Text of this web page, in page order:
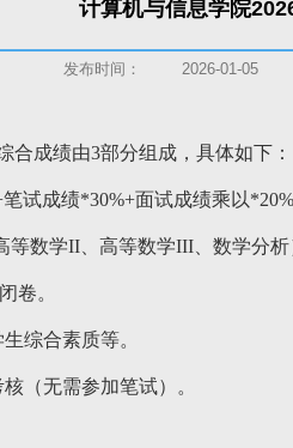
计算机与信息学院
发布时间： 2026-01-05
成绩由3部分组成，具体如下：
试成绩*30%+面试成绩乘以
数学II、高等数学III、数学分
卷。
综合素质等。
核 （无需参加笔试） 。